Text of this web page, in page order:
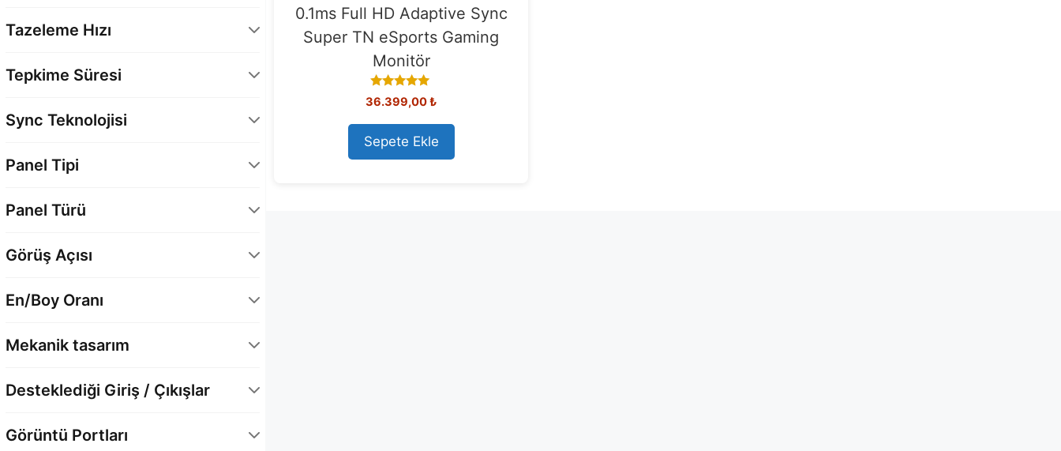
0.1ms Full HD Adaptive Sync
Super TN eSports Gaming
Monitör
5.00
out of 5
36.399,00₺
Sepete Ekle
Tazeleme Hızı
Tepkime Süresi
Sync Teknolojisi
Panel Tipi
Panel Türü
Görüş Açısı
En/Boy Oranı
Mekanik tasarım
Sağa-Sola Döndürme (Swivel)
Yukarı-Aşağı Eğme (Tilt)
1
Desteklediği Giriş / Çıkışlar
Görüntü Portları